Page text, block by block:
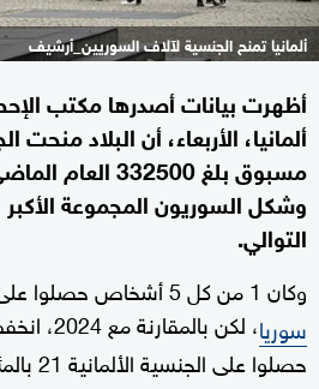
ألمانيا تمنح الجنسية لآلاف السوريين_أرشيف
أظهرت بيانات أصدرها ​مكتب
ألمانيا، الأربعاء، أن ​البلاد منحت
وشكل السوريون المجموعة
التوالي.
وكان 1 من كل ​5 أشخاص حصلوا على الجنسية في 2025 من
سوريا
، لكن
حصلوا على الجنسية الألمانية 21 بالمئة.